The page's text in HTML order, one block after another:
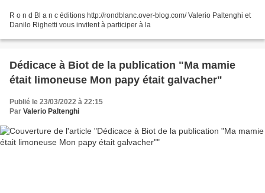
R o n d Bl a n c éditions http://rondblanc.over-blog.com/ Valerio Paltenghi et
Danilo Righetti vous invitent à participer à la
Dédicace à Biot de la publication "Ma mamie
était limoneuse Mon papy était galvacher"
Publié le 23/03/2022 à 22:15
Par Valerio Paltenghi